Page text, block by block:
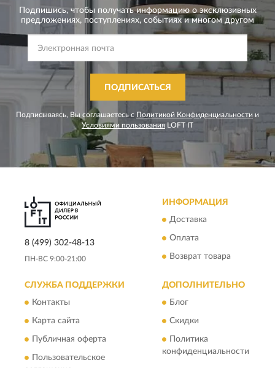
Подпишись, чтобы получать информацию о эксклюзивных
предложениях, поступлениях, событиях и многом другом
ПОДПИСАТЬСЯ
Подписываясь, Вы соглашаетесь с Политикой Конфиденциальности и
Условиями пользования LOFT IT
8 (499) 302-48-13
ПН-ВС 9:00-21:00
ИНФОРМАЦИЯ
Доставка
Оплата
Возврат товара
СЛУЖБА ПОДДЕРЖКИ
Контакты
Карта сайта
Публичная оферта
Пользовательское
ДОПОЛНИТЕЛЬНО
Блог
Скидки
Политика
конфиденциальности